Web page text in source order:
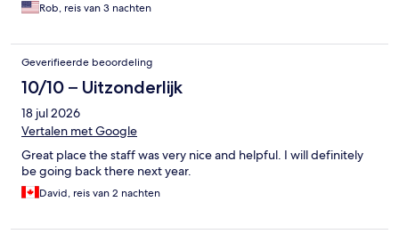
Rob, reis van 3 nachten
Geverifieerde beoordeling
10/10 – Uitzonderlijk
18 jul 2026
Vertalen met Google
Great place the staff was very nice and helpful. I will definitely
be going back there next year.
David, reis van 2 nachten